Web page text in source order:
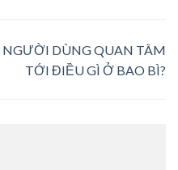
NGƯỜI DÙNG QUAN TÂM
TỚI ĐIỀU GÌ Ở BAO BÌ?